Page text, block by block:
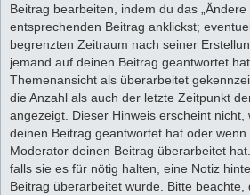
Beitrag bearbeiten, indem du das
entsprechenden Beitrag anklickst;
begrenzten Zeitraum nach seiner
jemand auf deinen Beitrag geantwortet
Themenansicht als überarbeitet
die Anzahl als auch der letzte Zeitpunkt
angezeigt. Dieser Hinweis erscheint
deinen Beitrag geantwortet hat oder
Moderator deinen Beitrag überarbeitet
falls sie es für nötig halten, eine Notiz
Beitrag überarbeitet wurde. Bitte